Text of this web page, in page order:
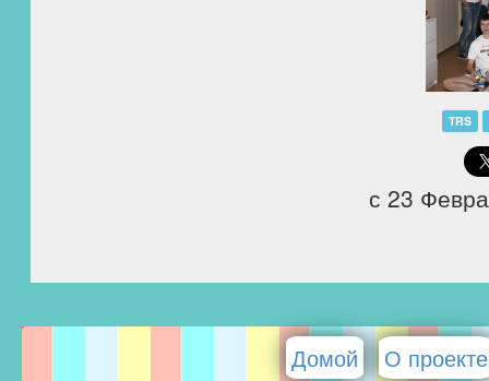
TRS
с 23
Домой О проекте